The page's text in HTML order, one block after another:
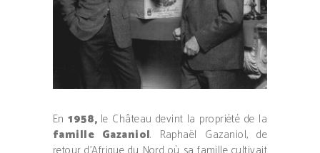
En1958, le Château devint la propriété de la
famille Gazaniol. Raphaël Gazaniol, de